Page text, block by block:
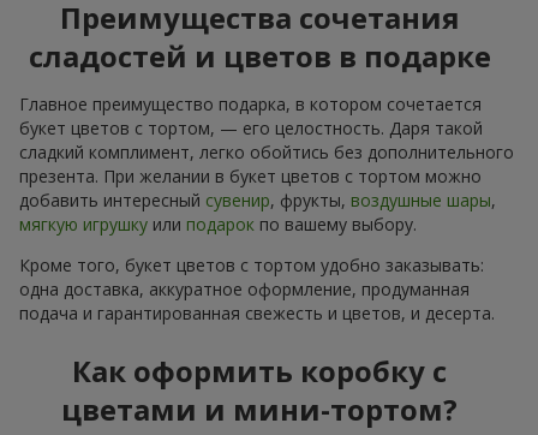
Преимущества сочетания
сладостей и цветов в подарке
Главное преимущество подарка, в котором сочетается
букет цветов с тортом, — его целостность. Даря такой
сладкий комплимент, легко обойтись без дополнительного
презента. При желании в букет цветов с тортом можно
добавить интересный сувенир, фрукты, воздушные шары,
мягкую игрушку или подарок по вашему выбору.
Кроме того, букет цветов с тортом удобно заказывать:
одна доставка, аккуратное оформление, продуманная
подача и гарантированная свежесть и цветов, и десерта.
Как оформить коробку с
цветами и мини-тортом?